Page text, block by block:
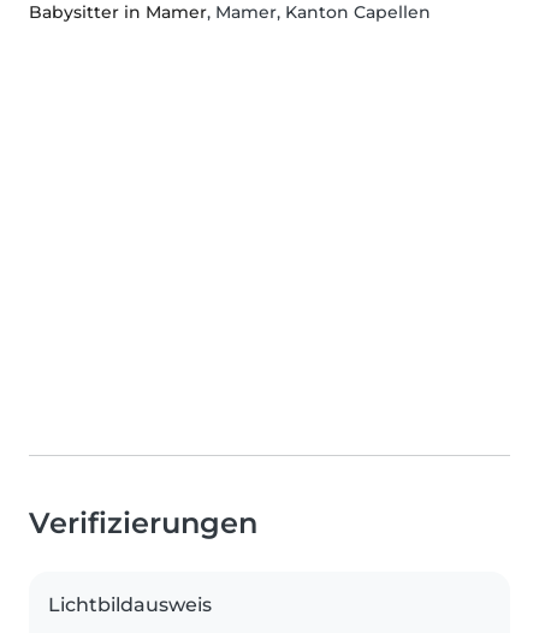
Babysitter in Mamer, Mamer, Kanton Capellen
Verifizierungen
Lichtbildausweis